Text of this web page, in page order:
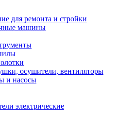
для ремонта и стройки
машины
осушители, вентиляторы
и насосы
электрические